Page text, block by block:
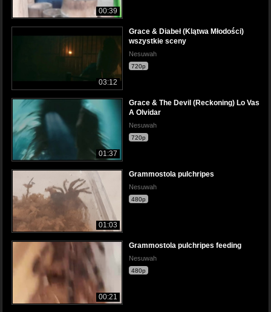
00:39
03:12
Grace & Diabeł (Klątwa Młodości)
wszystkie sceny
Nesuwah
720p
01:37
Grace & The Devil (Reckoning) Lo Vas
A Olvidar
Nesuwah
720p
01:03
Grammostola pulchripes
Nesuwah
480p
00:21
Grammostola pulchripes feeding
Nesuwah
480p